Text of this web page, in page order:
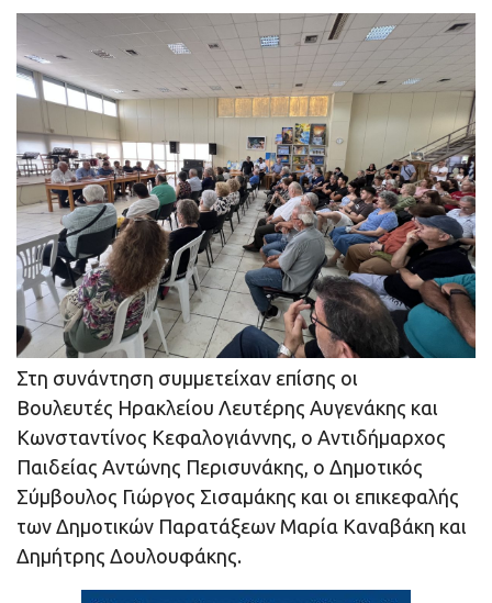
Στη συνάντηση συμμετείχαν επίσης οι
Βουλευτές Ηρακλείου Λευτέρης Αυγενάκης και
Κωνσταντίνος Κεφαλογιάννης, ο Αντιδήμαρχος
Παιδείας Αντώνης Περισυνάκης, ο Δημοτικός
Σύμβουλος Γιώργος Σισαμάκης και οι επικεφαλής
των Δημοτικών Παρατάξεων Μαρία Καναβάκη και
Δημήτρης Δουλουφάκης.